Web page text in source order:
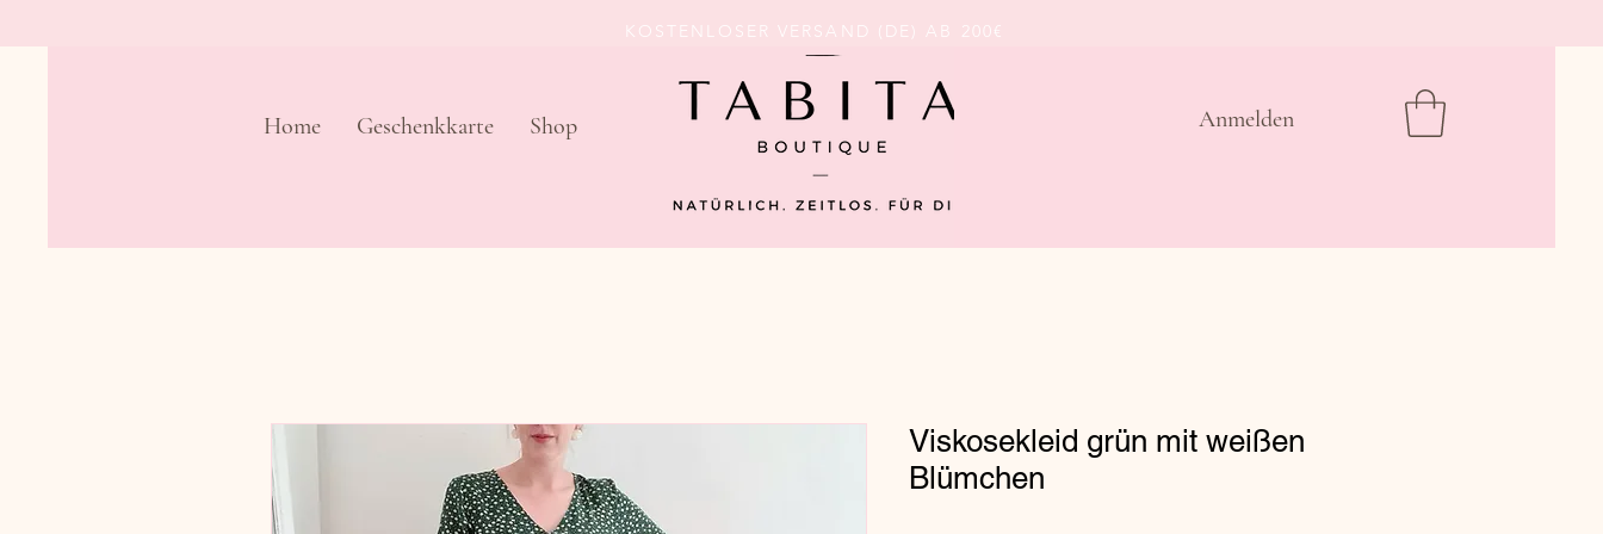
KOSTENLOSER VERSAND (DE) AB 200€
Home Geschenkkarte Shop Anmelden
Viskosekleid grün mit weißen
Blümchen